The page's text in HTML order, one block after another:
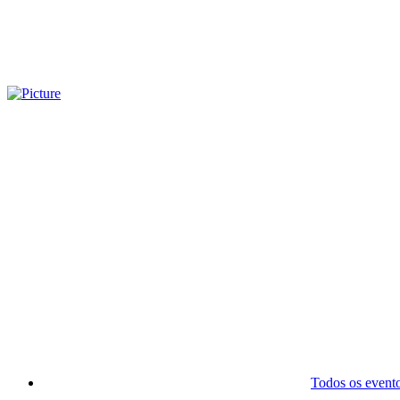
Todos os